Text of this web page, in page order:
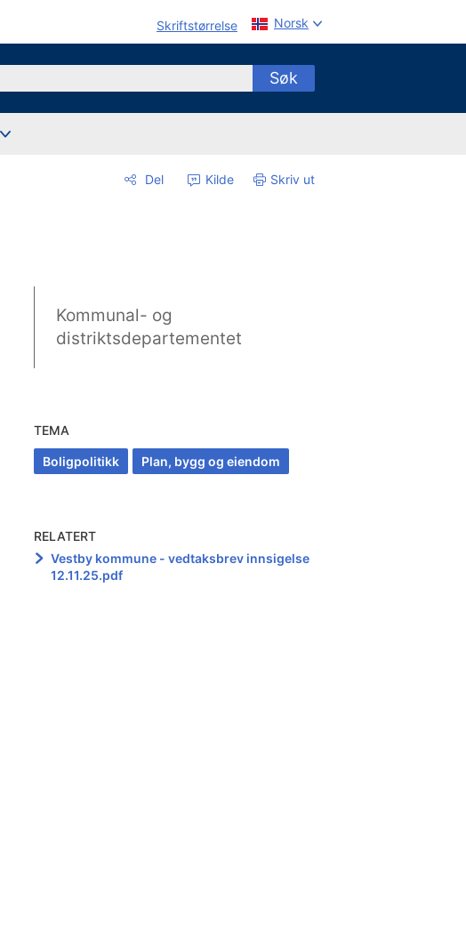
Skriftstørrelse Norsk
Søk
Del Kilde Skriv ut
Kommunal- og
distriktsdepartementet
TEMA
Boligpolitikk Plan, bygg og eiendom
RELATERT
Vestby kommune - vedtaksbrev innsigelse
12.11.25.pdf